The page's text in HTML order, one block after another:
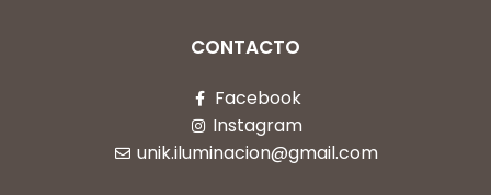
CONTACTO
Facebook
Instagram
unik.iluminacion@gmail.com